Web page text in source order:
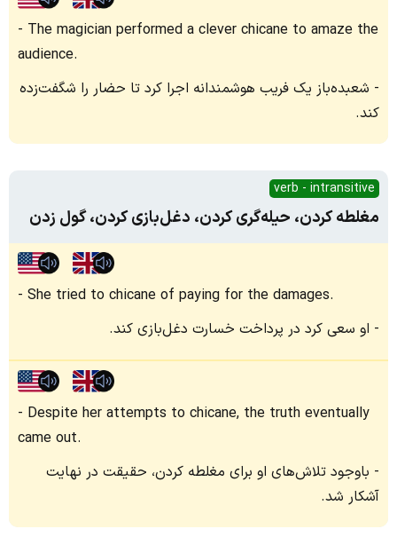
The magician performed a clever chicane to amaze the
audience.
شعبده‌باز یک فریب هوشمندانه اجرا کرد تا حضار را شگفت‌زده
کند.
verb - intransitive
مغلطه کردن، حیله‌گری کردن، دغل‌بازی کردن، گول زدن
She tried to chicane of paying for the damages.
او سعی کرد در پرداخت خسارت دغل‌بازی کند.
Despite her attempts to chicane, the truth eventually
came out.
باوجود تلاش‌های او برای مغلطه کردن، حقیقت در نهایت
آشکار شد.